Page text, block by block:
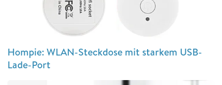
Hompie: WLAN-Steckdose mit starkem USB-
Lade-Port